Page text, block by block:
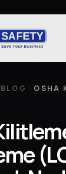
BLOG OSHA